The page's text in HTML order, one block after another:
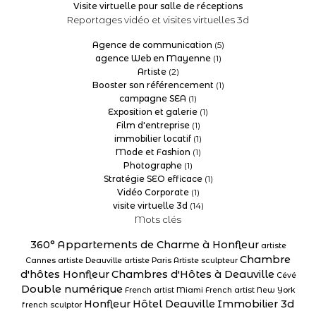
Visite virtuelle pour salle de réceptions
Reportages vidéo et visites virtuelles 3d
Agence de communication (5)
agence Web en Mayenne(1)
Artiste(2)
Booster son référencement (1)
campagne SEA (1)
Exposition et galerie (1)
Film d'entreprise(1)
immobilier locatif(1)
Mode et Fashion (1)
Photographe (1)
Stratégie SEO efficace(1)
Vidéo Corporate(1)
visite virtuelle 3d (14)
Mots clés
360° Appartements de Charme à Honfleur artiste
Cannes artiste Deauville artiste Paris Artiste sculpteur Chambre
d'hôtes HonfleurChambres d'Hôtes à Deauville Cévé
Double numérique French artist Miami French artist New York
french sculptor Honfleur Hôtel Deauville Immobilier 3d